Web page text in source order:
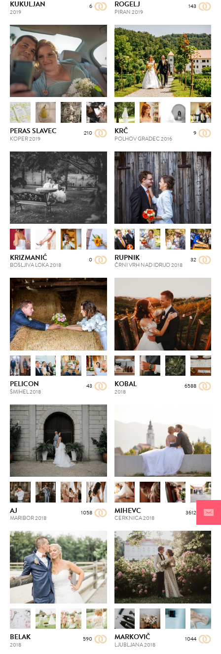
6
KUKULJAN
2019
143
ROGELJ
PIRAN2019
210
PERAS SLAVEC
KOPER2019
9
KRČ
POLHOV GRADEC2016
0
KRIZMANIĆ
BOSLJIVA LOKA2018
32
RUPNIK
ČRNI VRH NAD IDRIJO2018
43
PELICON
ŠMIHEL2018
6588
KOBAL
2018
1058
AJ
MARIBOR2018
3612
MIHEVC
CERKNICA2018
590
BELAK
2018
1044
MARKOVIČ
LJUBLJANA2018